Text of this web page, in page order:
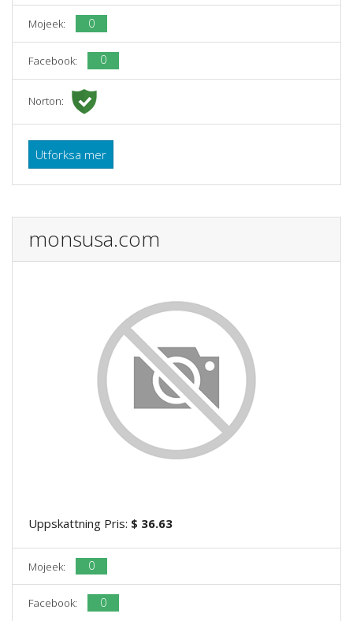
Mojeek: 0
Facebook: 0
Norton:
Utforksa mer
monsusa.com
Uppskattning Pris: $ 36.63
Mojeek: 0
Facebook: 0